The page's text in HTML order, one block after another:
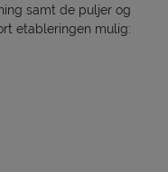
samt de puljer og
etableringen mulig: